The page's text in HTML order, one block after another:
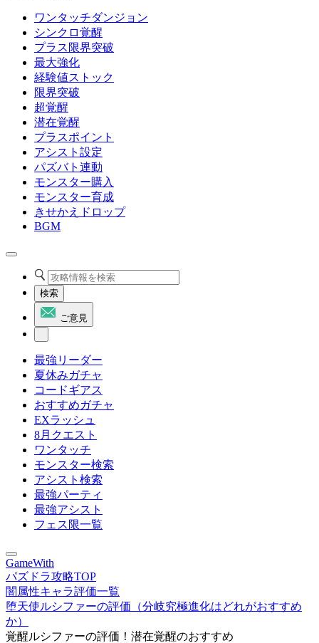
ワンタッチダンジョン
シンクロ覚醒
プラス限界突破
最大強化
経験値ストック
限界突破
超覚醒
潜在覚醒
プラスポイント
アシスト設定
パズバト連動
モンスター購入
モンスター育成
きせかえドロップ
BGM
検索
ご意見
最強リーダー
夏休みガチャ
コードギアス
おすすめガチャ
EXラッシュ
8月クエスト
ワンタッチ
モンスター検索
アシスト検索
最強パーティ
最強アシスト
フェス限一覧
GameWith
パズドラ攻略TOP
闇属性キャラ評価一覧
堕天使ルシファーの評価（分岐究極進化はどれがおすすめ
か）
覚醒ルシファーの評価！潜在覚醒のおすすめ